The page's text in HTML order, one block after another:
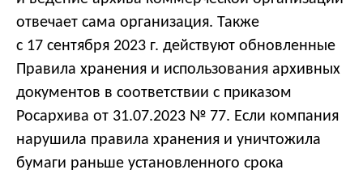
отвечает сама организация. Также
с 17 сентября 2023 г. действуют обновленные
Правила хранения и использования архивных
документов в соответствии с приказом
Росархива от 31.07.2023 № 77. Если компания
нарушила правила хранения и уничтожила
бумаги раньше установленного срока